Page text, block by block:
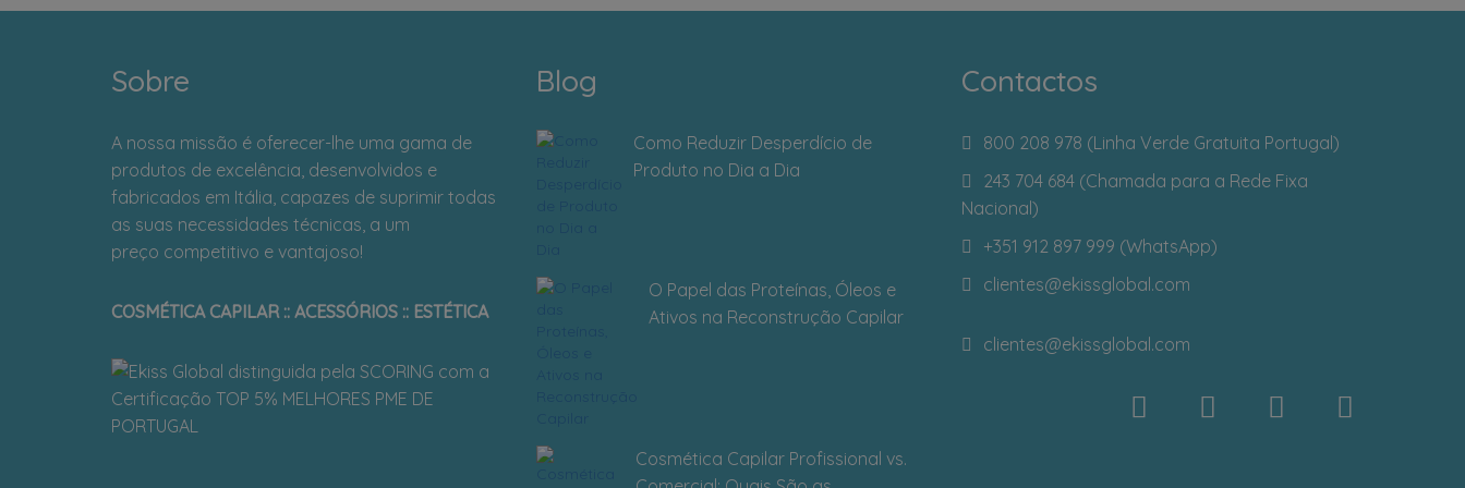
Sobre
A nossa missão é oferecer-lhe uma gama de
produtos de excelência, desenvolvidos e
fabricados em Itália, capazes de suprimir todas
as suas necessidades técnicas, a um
preço competitivo e vantajoso!
COSMÉTICA CAPILAR :: ACESSÓRIOS :: ESTÉTICA
Blog
Como Reduzir Desperdício de
Produto no Dia a Dia
O Papel das Proteínas, Óleos e
Ativos na Reconstrução Capilar
Cosmética Capilar Profissional vs.
Contactos
800 208 978 (Linha Verde Gratuita Portugal)
243 704 684 (Chamada para a Rede Fixa
Nacional)
+351 912 897 999 (WhatsApp)
clientes@ekissglobal.com
clientes@ekissglobal.com